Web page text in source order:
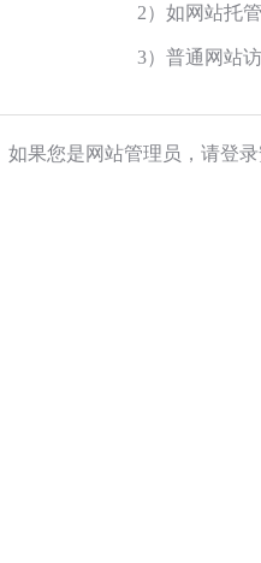
2）如网站托
3）普通网站
如果您是网站管理员，请登